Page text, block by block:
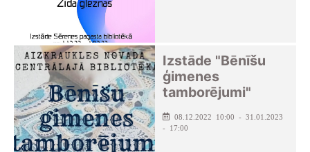
Izstāde "Bēnīšu
ģimenes
tamborējumi"
08.12.2022 10:00 - 31.01.2023
- 17:00